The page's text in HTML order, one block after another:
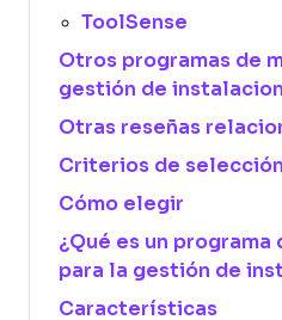
ToolSense
Otros programas de
gestión de
Otras reseñas
Criterios de selección
Cómo elegir
¿Qué es un programa
para la gestión de
Características